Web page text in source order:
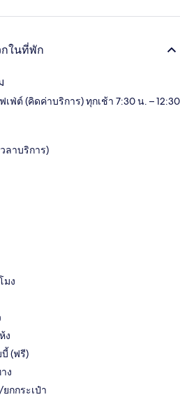
ในที่พัก
ฟ่ต์ (คิดค่าบริการ) ทุกเช้า 7:30 น. – 12:30
ลาบริการ)
มง
ง
(ฟรี)
ง
กกระเป๋า